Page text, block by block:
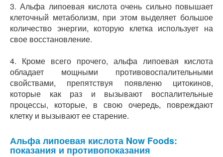
3. Альфа липоевая кислота очень сильно повышает
клеточный метаболизм, при этом выделяет большое
количество энергии, которую клетка использует на
свое восстановление.
4. Кроме всего прочего, альфа липоевая кислота
обладает мощными противовоспалительными
свойствами, препятствуя появленю цитокинов,
которые как раз и вызывают воспалительные
процессы, которые, в свою очередь, повреждают
клетку и вызывают ее старение.
Альфа липоевая кислота Now Foods:
показания и противопоказания